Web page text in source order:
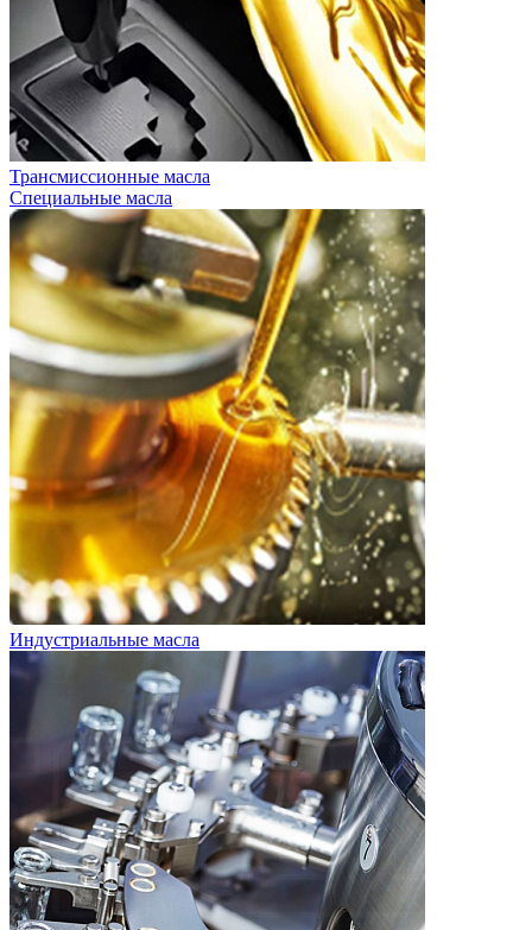
Трансмиссионные масла
Специальные масла
Индустриальные масла